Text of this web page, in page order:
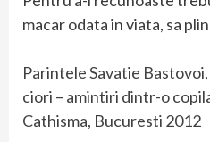
macar odata in viata, sa
Parintele Savatie Bastovoi,
ciori – amintiri dintr-o
Cathisma, Bucuresti 2012